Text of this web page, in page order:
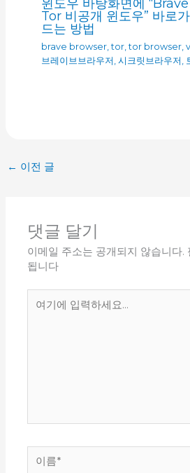
윈도우 바탕화면에
Tor 비공개 윈도우” 바로
드는 방법
brave browser,tor,tor browser,
브레이브브라우저 시크릿브라우저
← 이전 글
댓글 달기
이메일 주소는 공개되지 않습니다.
됩니다
기
름